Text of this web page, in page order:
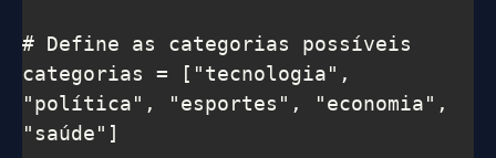
# Define as categorias possíveis
categorias = ["tecnologia",
"política", "esportes", "economia",
"saúde"]